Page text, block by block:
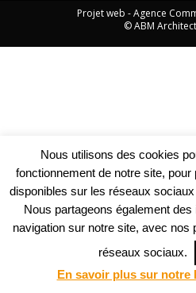
Projet web -Agence
© ABM
Nous utilisons des cookies
fonctionnement de notre site,
disponibles sur les réseaux
Nous partageons également
navigation sur notre site, avec nos
réseaux sociaux.
En savoir plus sur notre